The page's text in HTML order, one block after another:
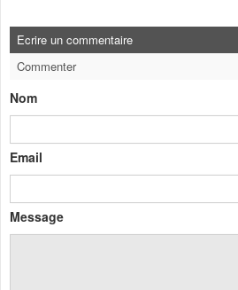
Ecrire un commentaire
Commenter
Nom
Email
Message